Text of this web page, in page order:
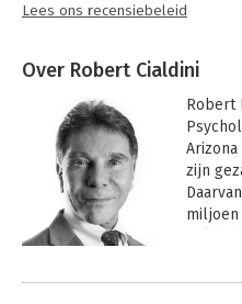
Lees ons recensiebeleid
Over Robert Cialdini
Robert
zijn
miljoen
Andere boeken